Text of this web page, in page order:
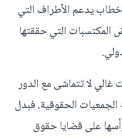
خطاب يدعم الأطراف التي
المكتسبات التي حققتها
غالي لا تتماشى مع الدور
الحقوقية. فبدل
على قضايا حقوق